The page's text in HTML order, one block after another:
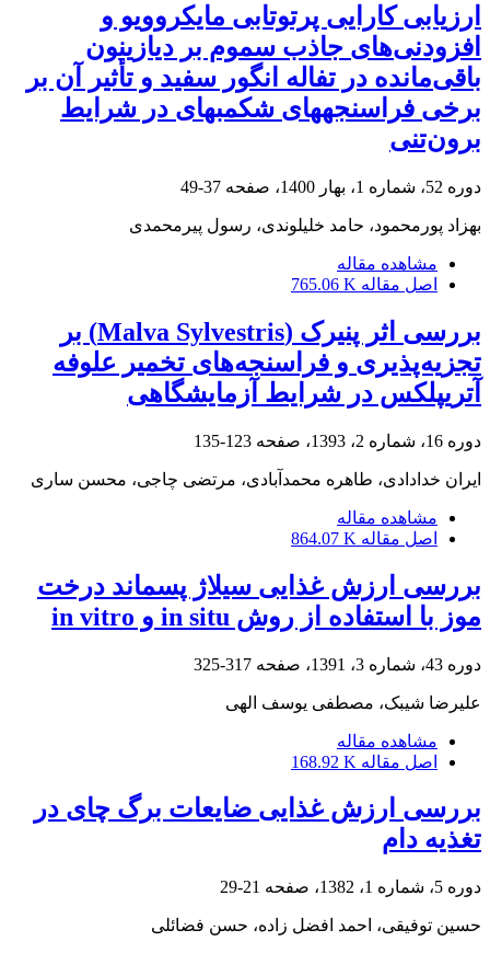
ارزیابی کارایی پرتوتابی مایکروویو و
افزودنی‌های جاذب سموم بر دیازینون
باقی‌مانده در تفاله انگور ‏سفید و تأثیر آن بر
برخی فراسنجه‏های شکمبه‏ای در شرایط
برون‌تنی
دوره 52، شماره 1، بهار 1400، صفحه 37-49
بهزاد پورمحمود، حامد خلیلوندی، رسول پیرمحمدی
مشاهده مقاله
اصل مقاله 765.06 K
بررسی اثر پنیرک (Malva Sylvestris) بر
تجزیه‌پذیری و فراسنجه‌های تخمیر علوفه
آتریپلکس در شرایط آزمایشگاهی
دوره 16، شماره 2، 1393، صفحه 123-135
ایران خدادادی، طاهره محمدآبادی، مرتضی چاجی، محسن ساری
مشاهده مقاله
اصل مقاله 864.07 K
بررسی ارزش غذایی سیلاژ پسماند درخت
موز با استفاده از روش in situ و in vitro
دوره 43، شماره 3، 1391، صفحه 317-325
علیرضا شیبک، مصطفی یوسف الهی
مشاهده مقاله
اصل مقاله 168.92 K
بررسی ارزش غذایی ضایعات برگ چای در
تغذیه دام
دوره 5، شماره 1، 1382، صفحه 21-29
حسین توفیقى، احمد افضل زاده، حسن فضائلى